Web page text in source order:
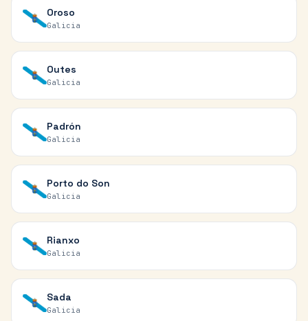
Oroso
Galicia
Outes
Galicia
Padrón
Galicia
Porto do Son
Galicia
Rianxo
Galicia
Sada
Galicia